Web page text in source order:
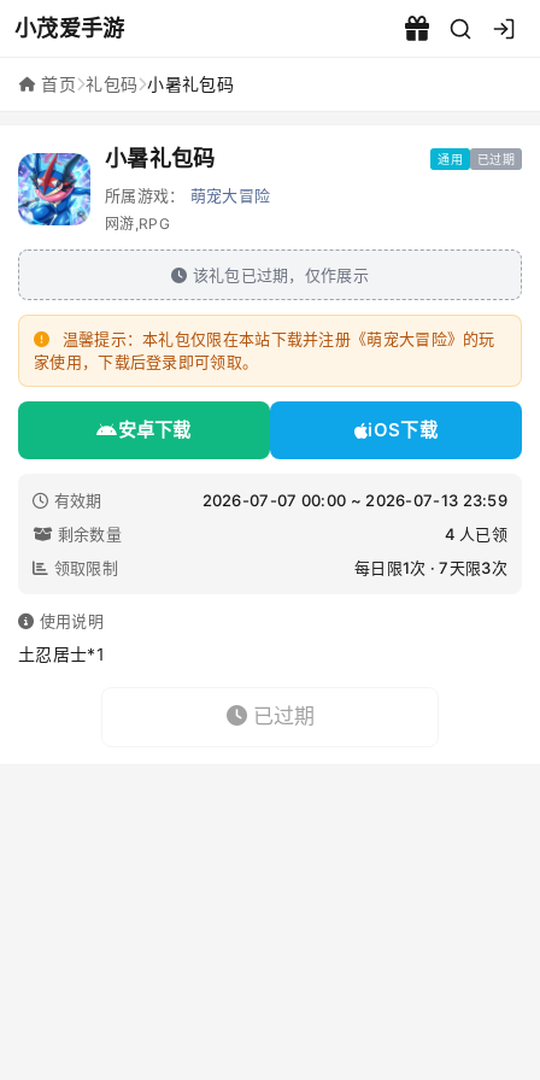
小茂爱手游
小暑礼包码 - 小茂爱手游
首页 礼包码 小暑礼包码
小暑礼包码 通用 已过期
所属游戏： 萌宠大冒险
网游,RPG
该礼包已过期，仅作展示
温馨提示：本礼包仅限在本站下载并注册《萌宠大冒险》的玩
家使用，下载后登录即可领取。
安卓下载 iOS下载
有效期
2026-07-07 00:00 ~ 2026-07-13 23:59
剩余数量
4 人已领
领取限制
每日限1次 · 7天限3次
使用说明
土忍居士*1
已过期